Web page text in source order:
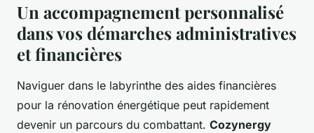
Un accompagnement personnalisé
dans vos démarches administratives
et financières
Naviguer dans le labyrinthe des aides financières
pour la rénovation énergétique peut rapidement
devenir un parcours du combattant. Cozynergy